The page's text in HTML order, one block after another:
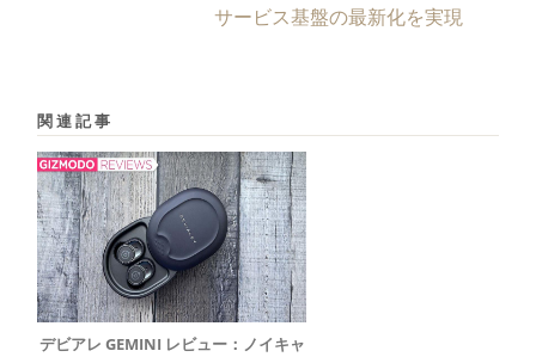
サービス基盤の最新化を実現
関連記事
デビアレ GEMINI レビュー：ノイキャ